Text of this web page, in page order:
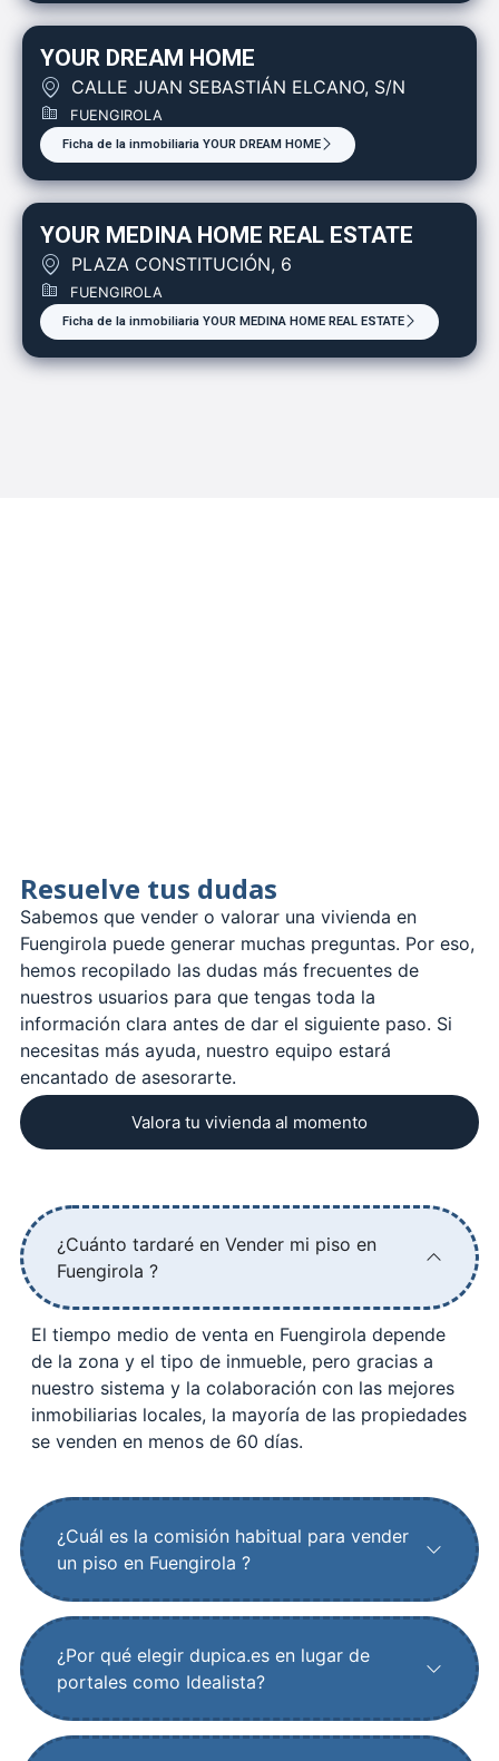
YOUR DREAM HOME
CALLE JUAN SEBASTIÁN ELCANO, S/N
FUENGIROLA
Ficha de la inmobiliaria YOUR DREAM HOME
YOUR MEDINA HOME REAL ESTATE
PLAZA CONSTITUCIÓN, 6
FUENGIROLA
Ficha de la inmobiliaria YOUR MEDINA HOME REAL ESTATE
Resuelve tus dudas
Sabemos que vender o valorar una vivienda en
Fuengirola puede generar muchas preguntas. Por eso,
hemos recopilado las dudas más frecuentes de
nuestros usuarios para que tengas toda la
información clara antes de dar el siguiente paso. Si
necesitas más ayuda, nuestro equipo estará
encantado de asesorarte.
Valora tu vivienda al momento
¿Cuánto tardaré en Vender mi piso en
Fuengirola ?
El tiempo medio de venta en Fuengirola depende
de la zona y el tipo de inmueble, pero gracias a
nuestro sistema y la colaboración con las mejores
inmobiliarias locales, la mayoría de las propiedades
se venden en menos de 60 días.
¿Cuál es la comisión habitual para vender
un piso en Fuengirola ?
¿Por qué elegir dupica.es en lugar de
portales como Idealista?